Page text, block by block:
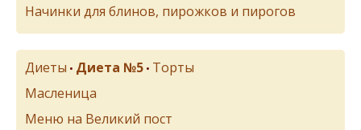
Начинки для блинов, пирожков и пирогов
Диеты • Диета №5 • Торты
Масленица
Меню на Великий пост